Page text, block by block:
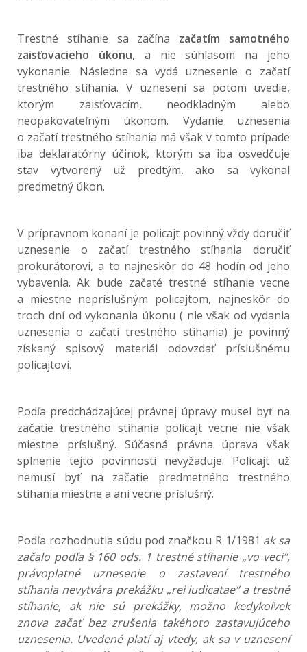
Trestné stíhanie sa začína začatím samotného
zaisťovacieho úkonu, a nie súhlasom na jeho
vykonanie. Následne sa vydá uznesenie o začatí
trestného stíhania. V uznesení sa potom uvedie,
ktorým zaisťovacím, neodkladným alebo
neopakovateľným úkonom. Vydanie uznesenia
o začatí trestného stíhania má však v tomto prípade
iba deklaratórny účinok, ktorým sa iba osvedčuje
stav vytvorený už predtým, ako sa vykonal
predmetný úkon.
V prípravnom konaní je policajt povinný vždy doručiť
uznesenie o začatí trestného stíhania doručiť
prokurátorovi, a to najneskôr do 48 hodín od jeho
vybavenia. Ak bude začaté trestné stíhanie vecne
a miestne nepríslušným policajtom, najneskôr do
troch dní od vykonania úkonu ( nie však od vydania
uznesenia o začatí trestného stíhania) je povinný
získaný spisový materiál odovzdať príslušnému
policajtovi.
Podľa predchádzajúcej právnej úpravy musel byť na
začatie trestného stíhania policajt vecne nie však
miestne príslušný. Súčasná právna úprava však
splnenie tejto povinnosti nevyžaduje. Policajt už
nemusí byť na začatie predmetného trestného
stíhania miestne a ani vecne príslušný.
Podľa rozhodnutia súdu pod značkou R 1/1981 ak sa
začalo podľa § 160 ods. 1 trestné stíhanie „vo veci“,
právoplatné uznesenie o zastavení trestného
stíhania nevytvára prekážku „rei iudicatae“ a trestné
stíhanie, ak nie sú prekážky, možno kedykoľvek
znova začať bez zrušenia takéhoto zastavujúceho
uznesenia. Uvedené platí aj vtedy, ak sa v uznesení